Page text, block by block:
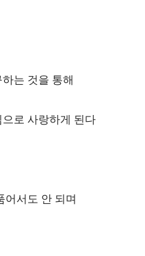
는 것을 통해
로 사랑하게 된다
어서도 안 되며